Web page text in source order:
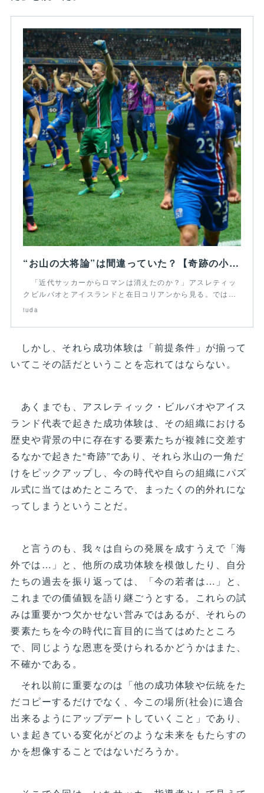
“お山の大将論”は間違っていた？【奇跡の小国アイスランドが躍進した理由とは】
「近代サッカーからロマンは消えたのか？」アスレティッ
クビルバオとアイスランドと在日コリアンから見る。では…
iuda
しかし、それら成功体験は「前提条件」が揃って
いてこその話だということを忘れてはならない。
あくまでも、アスレティック・ビルバオやアイス
ランド代表で起きた成功体験は、その組織における
歴史や背景の中に存在する要素たちが複雑に交差す
るなかで起きた“奇跡”であり、それら氷山の一角だ
けをピックアップし、今の時代や自らの組織にパズ
ル式に当てはめたところで、まったくの的外れにな
ってしまうということだ。
と言うのも、我々は自らの発展を成すうえで「海
外では…」と、他所の成功体験を模倣したり、自分
たちの過去を振り返っては、「今の若者は…」と、
これまでの価値観を語り継ごうとする。これらの試
みは重要かつ欠かせない営みではあるが、それらの
要素たちを今の時代に盲目的に当てはめたところ
で、同じような恩恵を受けられるかどうかはまた、
不確かである。
それ以前に重要なのは「他の成功体験や伝統をた
だコピーするだけでなく、今この場所(社会)に適合
出来るようにアップデートしていくこと」であり、
いま起きている変化がどのような未来をもたらすの
かを想像することではないだろうか。